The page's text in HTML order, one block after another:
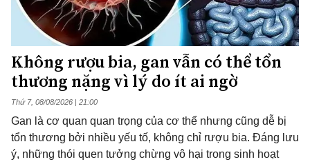
Không rượu bia, gan vẫn có thể tổn
thương nặng vì lý do ít ai ngờ
Thứ 7, 08/08/2026 | 21:00
Gan là cơ quan quan trọng của cơ thể nhưng cũng dễ bị
tổn thương bởi nhiều yếu tố, không chỉ rượu bia. Đáng lưu
ý, những thói quen tưởng chừng vô hại trong sinh hoạt